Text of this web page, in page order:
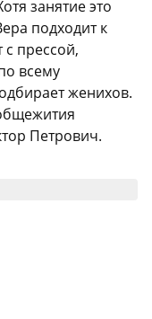
занятие это
подходит к
прессой,
всему
женихов.
Петрович.